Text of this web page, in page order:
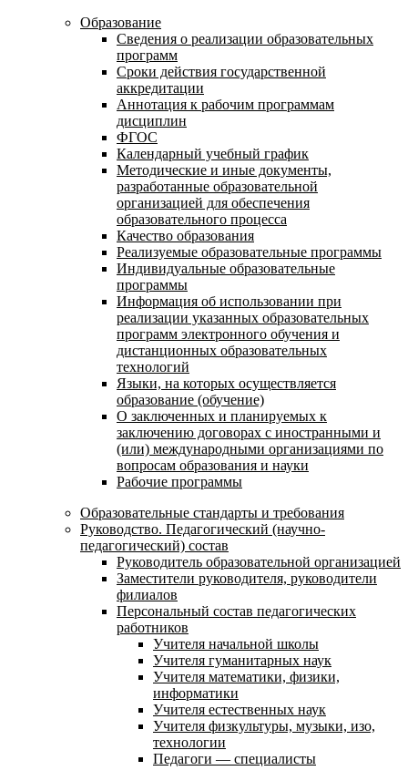
Образование
Сведения о реализации образовательных
программ
Сроки действия государственной
аккредитации
Аннотация к рабочим программам
дисциплин
ФГОС
Календарный учебный график
Методические и иные документы,
разработанные образовательной
организацией для обеспечения
образовательного процесса
Качество образования
Реализуемые образовательные программы
Индивидуальные образовательные
программы
Информация об использовании при
реализации указанных образовательных
программ электронного обучения и
дистанционных образовательных
технологий
Языки, на которых осуществляется
образование (обучение)
О заключенных и планируемых к
заключению договорах с иностранными и
(или) международными организациями по
вопросам образования и науки
Рабочие программы
Образовательные стандарты и требования
Руководство. Педагогический (научно-
педагогический) состав
Руководитель образовательной организацией
Заместители руководителя, руководители
филиалов
Персональный состав педагогических
работников
Учителя начальной школы
Учителя гуманитарных наук
Учителя математики, физики,
информатики
Учителя естественных наук
Учителя физкультуры, музыки, изо,
технологии
Педагоги — специалисты